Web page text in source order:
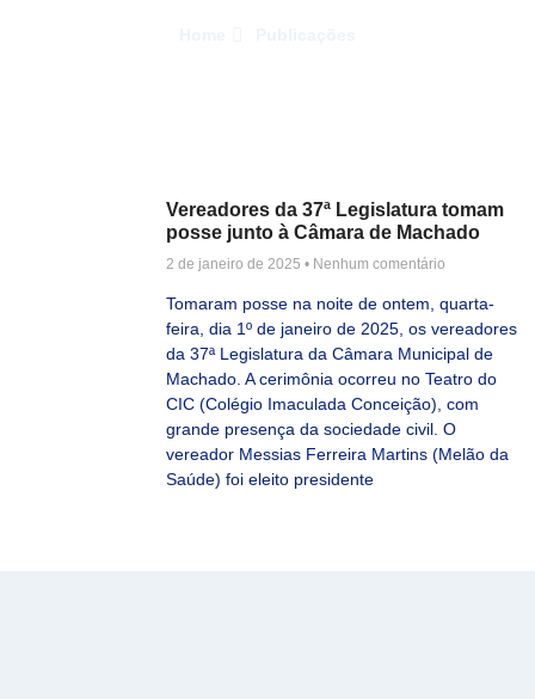
Vereadores da 37ª Legislatura tomam
posse junto à Câmara de Machado
2 de janeiro de 2025 Nenhum comentário
Tomaram posse na noite de ontem, quarta-
feira, dia 1º de janeiro de 2025, os vereadores
da 37ª Legislatura da Câmara Municipal de
Machado. A cerimônia ocorreu no Teatro do
CIC (Colégio Imaculada Conceição), com
grande presença da sociedade civil. O
vereador Messias Ferreira Martins (Melão da
Saúde) foi eleito presidente